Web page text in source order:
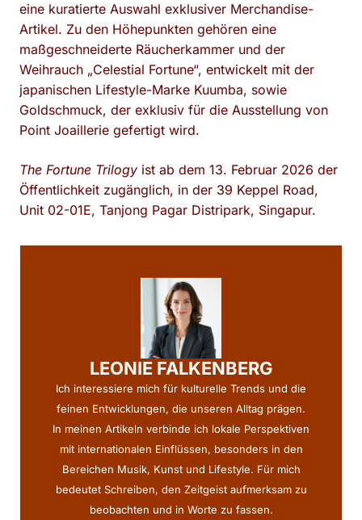
eine kuratierte Auswahl exklusiver Merchandise-
Artikel. Zu den Höhepunkten gehören eine
maßgeschneiderte Räucherkammer und der
Weihrauch „Celestial Fortune“, entwickelt mit der
japanischen Lifestyle-Marke Kuumba, sowie
Goldschmuck, der exklusiv für die Ausstellung von
Point Joaillerie gefertigt wird.
The Fortune Trilogy ist ab dem 13. Februar 2026 der
Öffentlichkeit zugänglich, in der 39 Keppel Road,
Unit 02-01E, Tanjong Pagar Distripark, Singapur.
LEONIE FALKENBERG
Ich interessiere mich für kulturelle Trends und die
feinen Entwicklungen, die unseren Alltag prägen.
In meinen Artikeln verbinde ich lokale Perspektiven
mit internationalen Einflüssen, besonders in den
Bereichen Musik, Kunst und Lifestyle. Für mich
bedeutet Schreiben, den Zeitgeist aufmerksam zu
beobachten und in Worte zu fassen.